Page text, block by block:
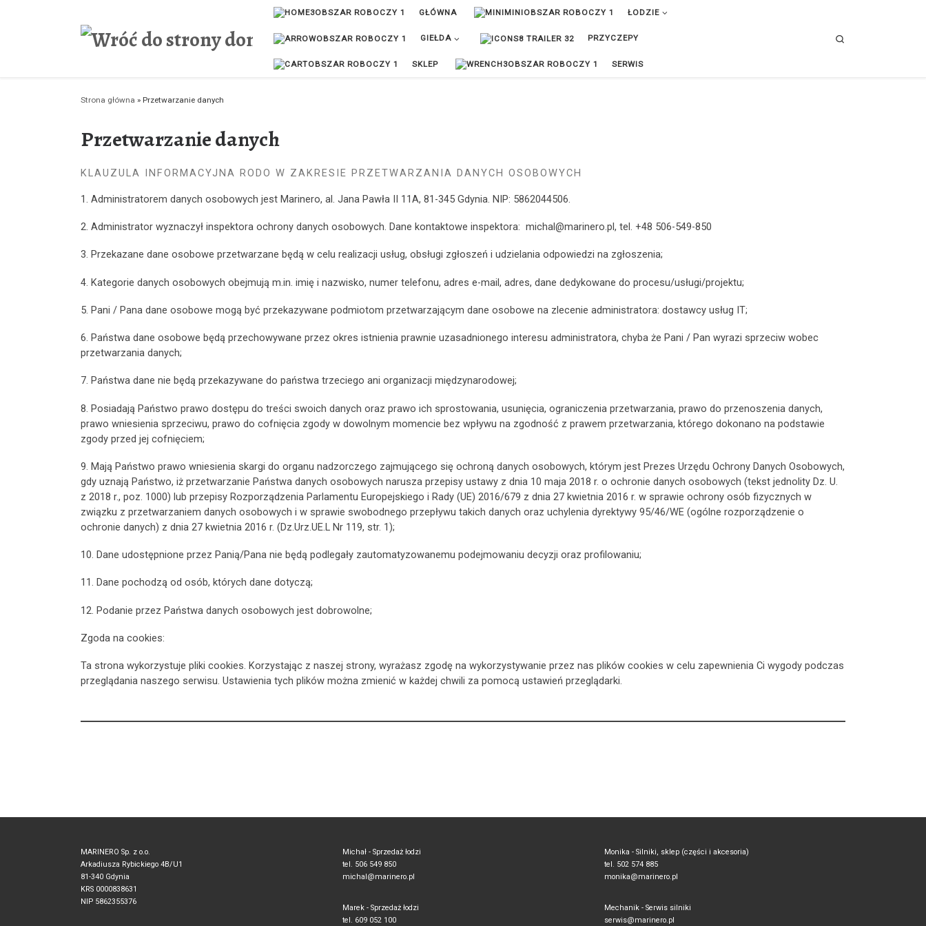
GŁÓWNA ŁODZIE
GIEŁDA PRZYCZEPY
SKLEP SERWIS
Strona główna » Przetwarzanie danych
Przetwarzanie danych
KLAUZULA INFORMACYJNA RODO W ZAKRESIE PRZETWARZANIA DANYCH OSOBOWYCH
1. Administratorem danych osobowych jest Marinero, al. Jana Pawła II 11A, 81-345 Gdynia. NIP: 5862044506.
2. Administrator wyznaczył inspektora ochrony danych osobowych. Dane kontaktowe inspektora: michal@marinero.pl, tel. +48 506-549-850
3. Przekazane dane osobowe przetwarzane będą w celu realizacji usług, obsługi zgłoszeń i udzielania odpowiedzi na zgłoszenia;
4. Kategorie danych osobowych obejmują m.in. imię i nazwisko, numer telefonu, adres e-mail, adres, dane dedykowane do procesu/usługi/projektu;
5. Pani / Pana dane osobowe mogą być przekazywane podmiotom przetwarzającym dane osobowe na zlecenie administratora: dostawcy usług IT;
6. Państwa dane osobowe będą przechowywane przez okres istnienia prawnie uzasadnionego interesu administratora, chyba że Pani / Pan wyrazi sprzeciw wobec
przetwarzania danych;
7. Państwa dane nie będą przekazywane do państwa trzeciego ani organizacji międzynarodowej;
8. Posiadają Państwo prawo dostępu do treści swoich danych oraz prawo ich sprostowania, usunięcia, ograniczenia przetwarzania, prawo do przenoszenia danych,
prawo wniesienia sprzeciwu, prawo do cofnięcia zgody w dowolnym momencie bez wpływu na zgodność z prawem przetwarzania, którego dokonano na podstawie
zgody przed jej cofnięciem;
9. Mają Państwo prawo wniesienia skargi do organu nadzorczego zajmującego się ochroną danych osobowych, którym jest Prezes Urzędu Ochrony Danych Osobowych,
gdy uznają Państwo, iż przetwarzanie Państwa danych osobowych narusza przepisy ustawy z dnia 10 maja 2018 r. o ochronie danych osobowych (tekst jednolity Dz. U.
z 2018 r., poz. 1000) lub przepisy Rozporządzenia Parlamentu Europejskiego i Rady (UE) 2016/679 z dnia 27 kwietnia 2016 r. w sprawie ochrony osób fizycznych w
związku z przetwarzaniem danych osobowych i w sprawie swobodnego przepływu takich danych oraz uchylenia dyrektywy 95/46/WE (ogólne rozporządzenie o
ochronie danych) z dnia 27 kwietnia 2016 r. (Dz.Urz.UE.L Nr 119, str. 1);
10. Dane udostępnione przez Panią/Pana nie będą podlegały zautomatyzowanemu podejmowaniu decyzji oraz profilowaniu;
11. Dane pochodzą od osób, których dane dotyczą;
12. Podanie przez Państwa danych osobowych jest dobrowolne;
Zgoda na cookies:
Ta strona wykorzystuje pliki cookies. Korzystając z naszej strony, wyrażasz zgodę na wykorzystywanie przez nas plików cookies w celu zapewnienia Ci wygody podczas
przeglądania naszego serwisu. Ustawienia tych plików można zmienić w każdej chwili za pomocą ustawień przeglądarki.
MARINERO Sp. z o.o.
Arkadiusza Rybickiego 4B/U1
81-340 Gdynia
KRS 0000838631
NIP 5862355376
Michał - Sprzedaż łodzi
tel. 506 549 850
michal@marinero.pl
Marek - Sprzedaż łodzi
tel. 609 052 100
Monika - Silniki, sklep (części i akcesoria)
tel. 502 574 885
monika@marinero.pl
Mechanik - Serwis silniki
serwis@marinero.pl